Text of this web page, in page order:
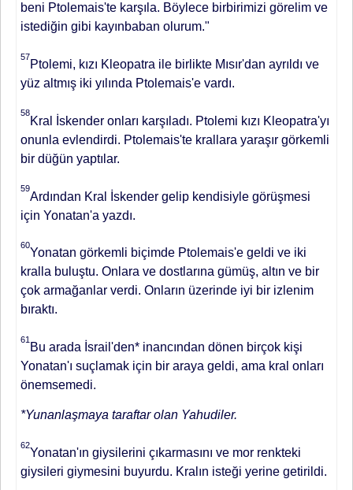
beni Ptolemais'te karşıla. Böylece birbirimizi görelim ve
istedi­ğin gibi kayınbaban olurum."
57
Ptolemi, kızı Kleopatra ile bir­likte Mısır'dan ayrıldı ve
yüz altmış iki yılında Ptolemais'e vardı.
58
Kral İskender onları karşıladı. Ptolemi kızı Kleopatra'yı
onunla evlendirdi. Ptole­mais'te krallara yaraşır görkemli
bir düğün yaptılar.
59
Ardından Kral İskender gelip kendisiyle görüşmesi
için Yonatan'a yazdı.
60
Yonatan görkemli biçimde Ptolemais'e geldi ve iki
kralla buluş­tu. Onlara ve dostlarına gümüş, altın ve bir
çok armağanlar verdi. Onların üzerinde iyi bir izlenim
bıraktı.
61
Bu arada İsrail'den* inancından dönen bir­çok kişi
Yonatan'ı suçlamak için bir araya geldi, ama kral onları
önemsemedi.
*Yunanlaşmaya taraftar olan Yahudiler.
62
Yonatan'ın giysilerini çıkar­masını ve mor renkteki
giysileri giy­mesini buyurdu. Kralın isteği yerine getirildi.